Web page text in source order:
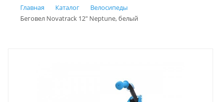
Главная Каталог
Велосипеды
Беговел Novatrack 12" Neptune, белый